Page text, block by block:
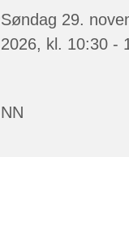
Søndag 29.
2026, kl. 10:30 -
NN